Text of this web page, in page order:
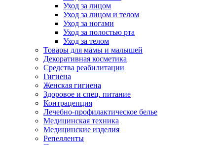
Уход за лицом
Уход за лицом и телом
Уход за ногами
Уход за полостью рта
Уход за телом
Товары для мамы и малышей
Декоративная косметика
Средства реабилитации
Гигиена
Женская гигиена
Здоровое и спец. питание
Контрацепция
Лечебно-профилактическое белье
Медицинская техника
Медицинские изделия
Репелленты